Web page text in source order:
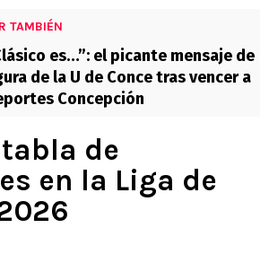
TAMBIÉN
es…”: el picante mensaje de
de la U de Conce tras vencer a
Concepción
de
en la Liga de